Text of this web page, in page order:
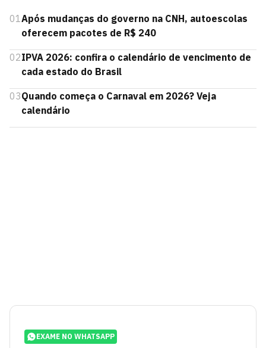
01Após mudanças do governo na CNH, autoescolas
oferecem pacotes de R$ 240
02IPVA 2026: confira o calendário de vencimento de
cada estado do Brasil
03Quando começa o Carnaval em 2026? Veja
calendário
EXAME NO WHATSAPP